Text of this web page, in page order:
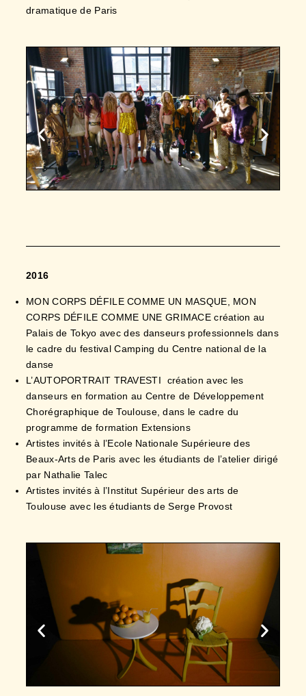
2016
MON CORPS DÉFILE COMME UN MASQUE, MON
Palais de Tokyo avec des danseurs professionnels dans
le cadre du festival Camping du Centre national de la
danse
L’AUTOPORTRAIT TRAVESTI création avec les
danseurs en formation au Centre de Développement
Chorégraphique de Toulouse, dans le cadre du
programme de formation Extensions
Artistes invités à l’Ecole Nationale Supérieure des
Beaux-Arts de Paris avec les étudiants de l’atelier dirigé
par Nathalie Talec
Artistes invités à l’Institut Supérieur des arts de
Toulouse avec les étudiants de Serge Provost